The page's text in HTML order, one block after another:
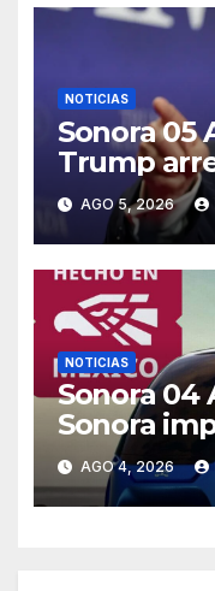
NOTICIAS
Sonora 05
Trump
México,
potencias
abusos
AGO 5, 2026
NOTICIAS
Sonora 04
Sonora
«Beyond»,
eléctrico
AGO 4, 2026